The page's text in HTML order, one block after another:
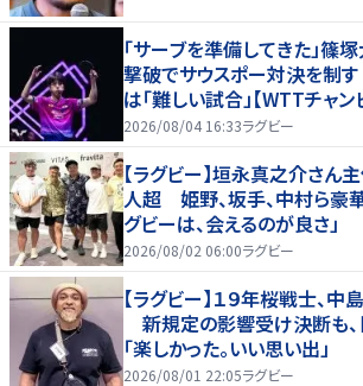
「サーブを準備してきた」篠
撃破でサウスポー対決を制
は「難しい試合」【WTTチャ
2026/08/04 16:33ラグビー
【ラグビー】垣永真之介さん
人超 姫野、坂手、中村ら豪
グビーは、会えるのが良さ」
2026/08/02 06:00ラグビー
【ラグビー】１９年桜戦士、中
新規定の影響受け決断も、
「楽しかった。いい思い出」
2026/08/01 22:05ラグビー